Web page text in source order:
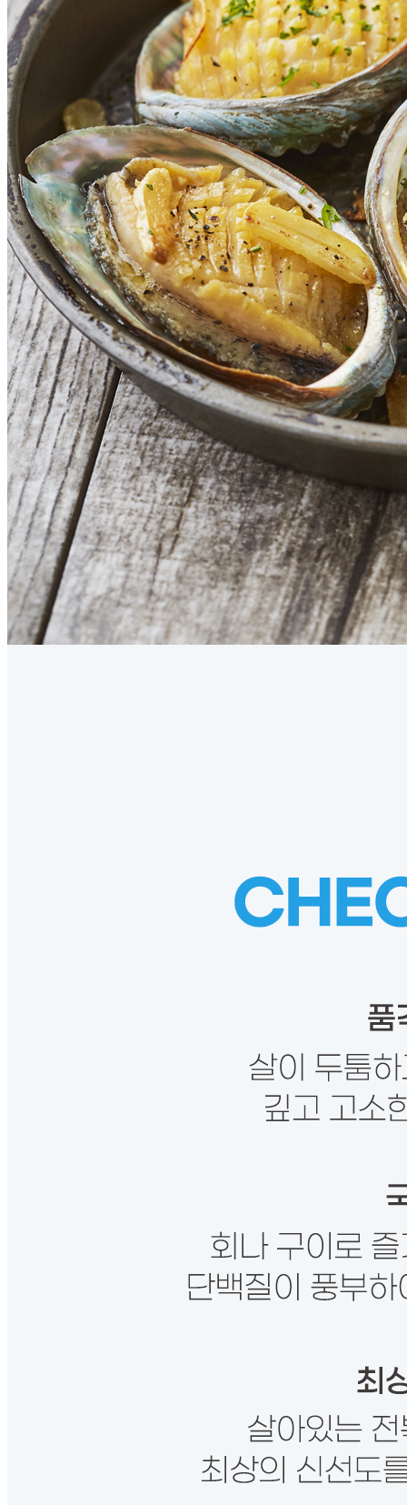
소비기한 또는 품질유지기한
상품상세 참조
생산자
상품상세 참조
원산지
상품상세 참조
관련법상 표시사항
상품상세 참조
상품구성
상품상세 참조
보관방법 또는 취급방법
상품상세 참조
소비자 상담 관련 전화번호
02-441-3004
반품/교환 정보
판매자명
얌피쉬
문의번호
02-441-3004
반품/교환
배송비
반품 배송비: 4,000원
교환 배송비: 8,000원
주의사항
전자상거래 등에서의 소비자보호법에 관한 법률에 의거하여
미성년자가 체결한 계약은 법정대리인이 동의하지 않은 경우
본인 또는 법정대리인이 취소할 수 있습니다. 식봄에 등록된
판매상품과 상품의 내용은 판매자가 등록한 것으로 (주)마켓
보로는 그 등록내용에 대하여 일체의 책임을 지지 않습니다.
상세 정보 구매 정보 상품 문의
상품 문의